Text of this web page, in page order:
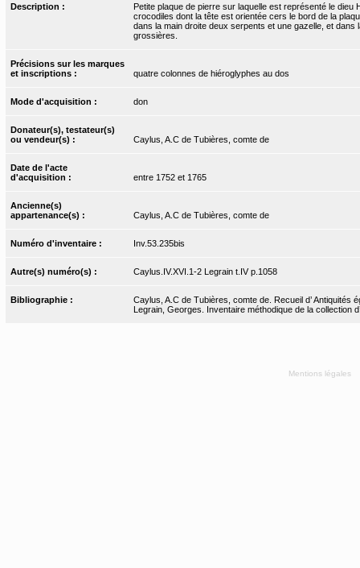
Description :
Petite plaque de pierre sur laquelle est représenté le
crocodiles dont la tête est orientée cers le bord de la
dans la main droite deux serpents et une gazelle, et
grossières.
Précisions sur les marques
et inscriptions :
quatre colonnes de hiéroglyphes au dos
Mode d'acquisition : don
Donateur(s), testateur(s)
ou vendeur(s) :
Caylus, A.C de Tubières, comte de
Date de l'acte
d'acquisition :
entre 1752 et 1765
Ancienne(s)
appartenance(s) :
Caylus, A.C de Tubières, comte de
Numéro d'inventaire : Inv.53.235bis
Autre(s) numéro(s) : Caylus.IV.XVI.1-2 Legrain t.IV p.1058
Bibliographie :
Caylus, A.C de Tubières, comte de. Recueil d’
Legrain, Georges. Inventaire méthodique de la collection
Mentions légales